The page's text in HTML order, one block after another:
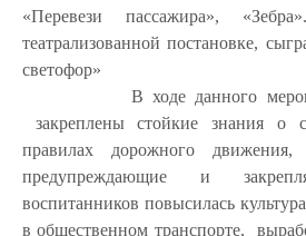
«Перевези пассажира»,
театрализованной постановке,
светофор»
В ходе данного
закреплены стойкие знания о
правилах дорожного
предупреждающие и
воспитанников повысилась
в общественном транспорте,